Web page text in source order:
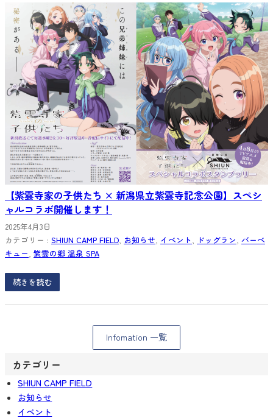
【紫雲寺家の子供たち × 新潟県立紫雲寺記念公園】スペシ
ャルコラボ開催します！
2025年4月3日
カテゴリー : SHIUN CAMP FIELD お知らせ イベント ドッグラン バーベ
キュー 紫雲の郷 温泉 SPA
続きを読む
Infomation 一覧
カテゴリー
SHIUN CAMP FIELD
お知らせ
イベント